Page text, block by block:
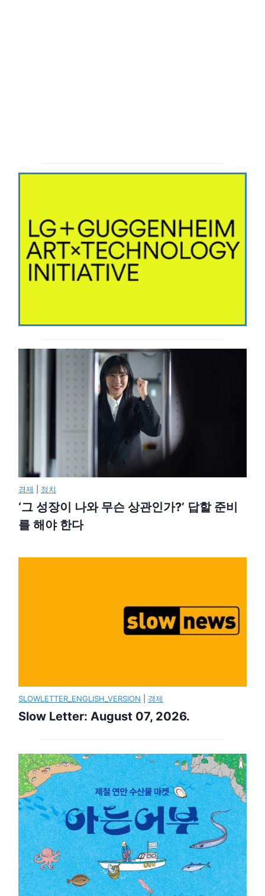
경제 정치
‘그 성장이 나와 무슨 상관인가?’ 답할 준비
를 해야 한다
SLOWLETTER_ENGLISH_VERSION 경제
Slow Letter: August 07, 2026.